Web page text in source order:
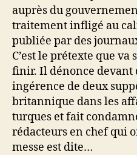
auprès du
traitement infligé au
publiée par des
C’est le prétexte que
finir. Il dénonce devant
ingérence de deux
britannique dans les
turques et fait
rédacteurs en chef qui
messe est dite…